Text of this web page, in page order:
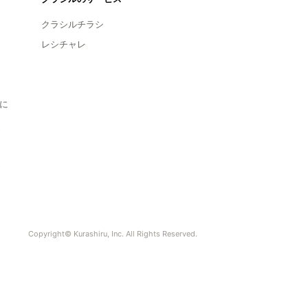
クラシルチラシ
レシチャレ
Copyright© Kurashiru, Inc. All Rights Reserved.